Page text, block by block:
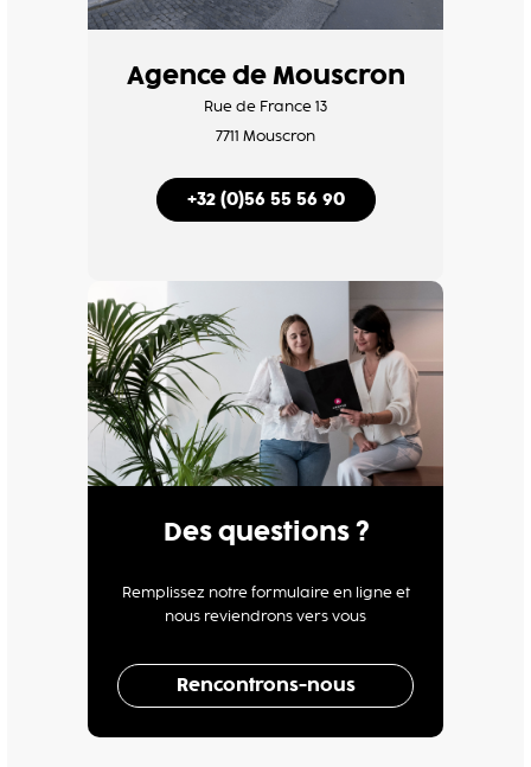
Agence de Mouscron
Rue de France 13
7711 Mouscron
+32 (0)56 55 56 90
Des questions ?
Remplissez notre formulaire en ligne et
nous reviendrons vers vous
Rencontrons-nous